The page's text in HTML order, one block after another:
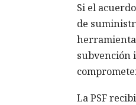
Si el
de
subvención
La PSF